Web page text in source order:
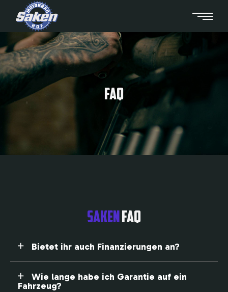
FAQ
SAKENFAQ
Bietet ihr auch Finanzierungen an?
Wie lange habe ich Garantie auf ein
Fahrzeug?